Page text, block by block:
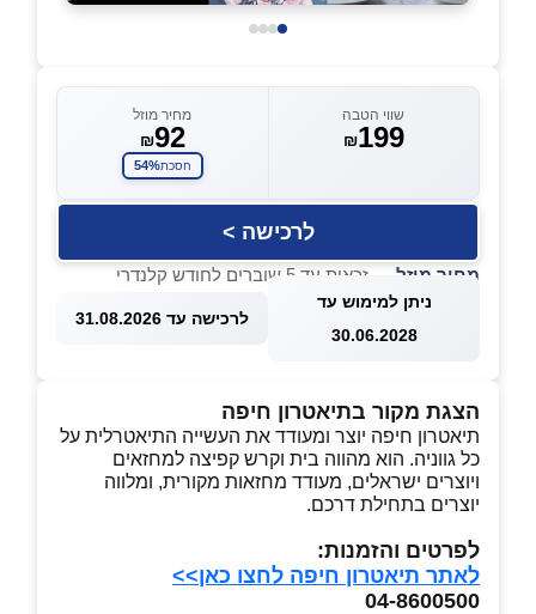
שווי הטבה
₪199
מחיר מוזל
₪92
חסכת54%
לרכישה >
מחיר מוזל — זכאות עד 5 שוברים לחודש קלנדרי
ניתן למימוש עד
30.06.2028
לרכישה עד 31.08.2026
הצגת מקור בתיאטרון חיפה
תיאטרון חיפה יוצר ומעודד את העשייה התיאטרלית על
כל גווניה. הוא מהווה בית וקרש קפיצה למחזאים
ויוצרים ישראלים, מעודד מחזאות מקורית, ומלווה
יוצרים בתחילת דרכם.
לפרטים והזמנות:
לאתר תיאטרון חיפה לחצו כאן>>
04-8600500